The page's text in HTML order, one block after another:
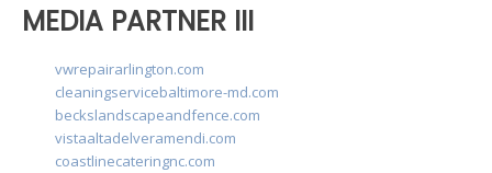
MEDIA PARTNER III
vwrepairarlington.com
cleaningservicebaltimore-md.com
beckslandscapeandfence.com
vistaaltadelveramendi.com
coastlinecateringnc.com